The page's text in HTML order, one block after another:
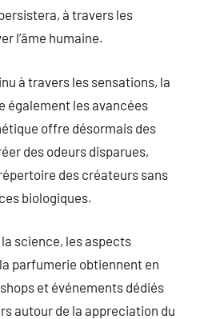
à travers les
l’âme humaine.
à travers les sensations, la
également les avancées
offre désormais des
des odeurs disparues,
des créateurs sans
biologiques.
science, les aspects
parfumerie obtiennent en
et événements dédiés
autour de la appreciation du